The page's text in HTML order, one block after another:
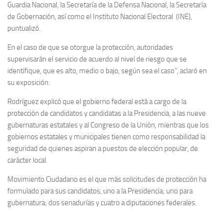
Guardia Nacional, la Secretaría de la Defensa Nacional, la Secretaría
de Gobernación, así como el Instituto Nacional Electoral (INE),
puntualizó.
En el caso de que se otorgue la protección, autoridades
supervisarán el servicio de acuerdo al nivel de riesgo que se
identifique, que es alto, medio o bajo, según sea el caso”, aclaró en
su exposición.
Rodríguez explicó que el gobierno federal está a cargo de la
protección de candidatos y candidatas a la Presidencia, a las nueve
gubernaturas estatales y al Congreso de la Unión, mientras que los
gobiernos estatales y municipales tienen como responsabilidad la
seguridad de quienes aspiran a puestos de elección popular, de
carácter local.
Movimiento Ciudadano es el que más solicitudes de protección ha
formulado para sus candidatos, uno a la Presidencia; uno para
gubernatura; dos senadurías y cuatro a diputaciones federales.